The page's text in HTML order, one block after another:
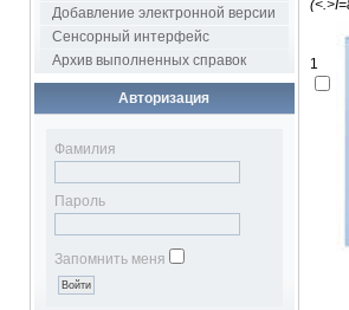
Добавление электронной версии
Сенсорный интерфейс
Архив выполненных справок
Авторизация
Фамилия
Пароль
Запомнить меня
1